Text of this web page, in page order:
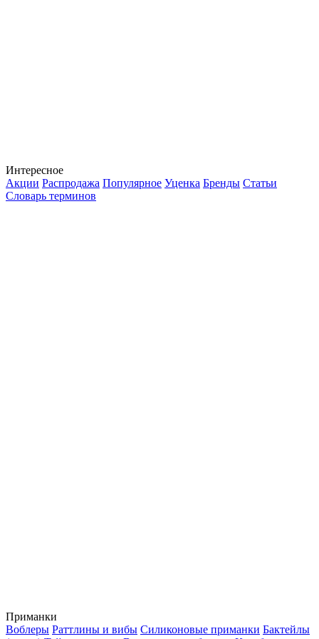
Интересное
Акции Распродажа Популярное Уценка Бренды Статьи
Словарь терминов
Приманки
Воблеры Раттлины и вибы Силиконовые приманки Бактейлы